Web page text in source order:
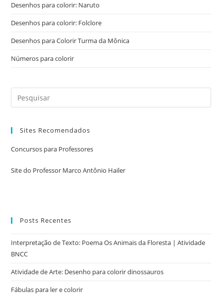
Desenhos para colorir: Naruto
Desenhos para colorir: Folclore
Desenhos para Colorir Turma da Mônica
Números para colorir
Sites Recomendados
Concursos para Professores
Site do Professor Marco Antônio Hailer
Posts Recentes
Interpretação de Texto: Poema Os Animais da Floresta | Atividade
BNCC
Atividade de Arte: Desenho para colorir dinossauros
Fábulas para ler e colorir